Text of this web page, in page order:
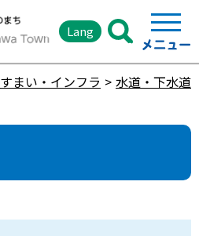
Lang
すまい・インフラ 水道・下水道